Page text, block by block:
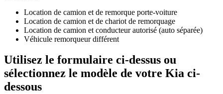
Location de camion et de remorque porte-voiture
Location de camion et de chariot de remorquage
Location de camion et conducteur autorisé (auto séparée)
Véhicule remorqueur différent
Utilisez le formulaire ci-dessus ou
sélectionnez le modèle de votre Kia ci-
dessous